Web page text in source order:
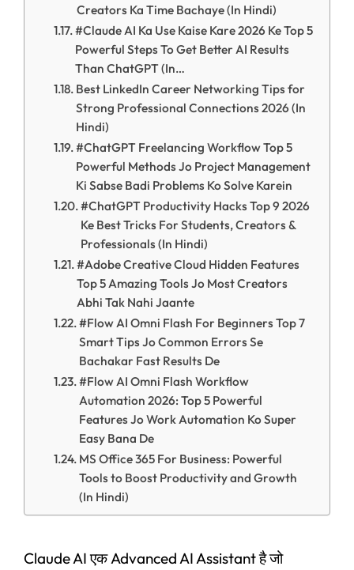
Creators Ka Time Bachaye (In Hindi)
#Claude AI Ka Use Kaise Kare 2026 Ke Top 5
Powerful Steps To Get Better AI Results
Than ChatGPT (In…
Best LinkedIn Career Networking Tips for
Strong Professional Connections 2026 (In
Hindi)
#ChatGPT Freelancing Workflow Top 5
Powerful Methods Jo Project Management
Ki Sabse Badi Problems Ko Solve Karein
#ChatGPT Productivity Hacks Top 9 2026
Ke Best Tricks For Students, Creators &
Professionals (In Hindi)
#Adobe Creative Cloud Hidden Features
Top 5 Amazing Tools Jo Most Creators
Abhi Tak Nahi Jaante
#Flow AI Omni Flash For Beginners Top 7
Smart Tips Jo Common Errors Se
Bachakar Fast Results De
#Flow AI Omni Flash Workflow
Automation 2026: Top 5 Powerful
Features Jo Work Automation Ko Super
Easy Bana De
MS Office 365 For Business: Powerful
Tools to Boost Productivity and Growth
(In Hindi)
Claude AI एक Advanced AI Assistant है जो